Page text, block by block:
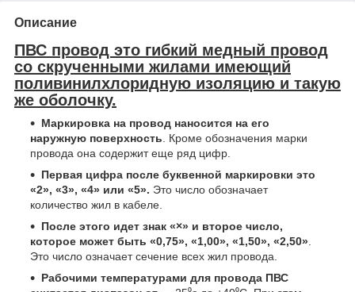
Описание
ПВС провод это гибкий медный провод
со скрученными жилами имеющий
поливинилхлоридную изоляцию и такую
же оболочку.
Маркировка на провод наносится на его
наружную поверхность . Кроме обозначения марки
провода она содержит еще ряд цифр.
Первая цифра после буквенной маркировки это
«2», «3», «4» или «5». Это число обозначает
количество жил в кабеле.
После этого идет знак «×» и второе число,
которое может быть «0,75», «1,00», «1,50», «2,50»
Это число означает сечение всех жил провода.
Рабочими температурами для провода ПВС